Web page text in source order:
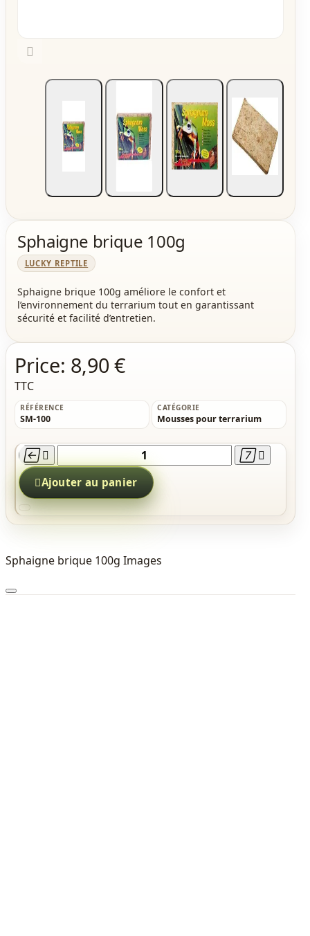

Sphaigne brique 100g
LUCKY REPTILE
Sphaigne brique 100g améliore le confort et
l’environnement du terrarium tout en garantissant
sécurité et facilité d’entretien.
Price: 8,90 €
TTC
RÉFÉRENCE
SM-100
CATÉGORIE
Mousses pour terrarium
   
Ajouter au panier
Sphaigne brique 100g Images